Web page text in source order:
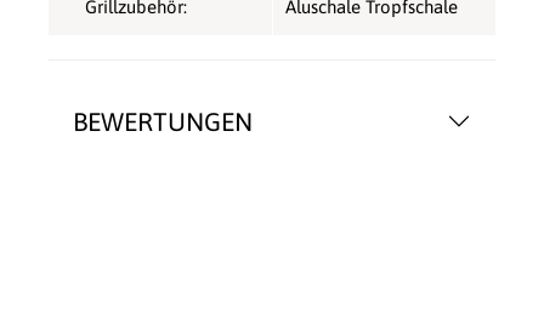
BEWERTUNGEN
Grillzubehör: Aluschale Tropfschale